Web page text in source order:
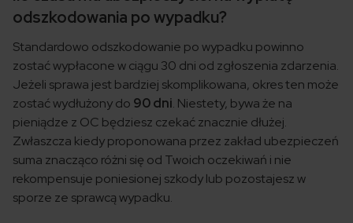
odszkodowania po wypadku?
Standardowo odszkodowanie po wypadku powinno
zostać wypłacone w ciągu 30 dni od zgłoszenia zdarzenia.
Jeżeli sprawa jest bardziej skomplikowana, okres ten może
zostać wydłużony do 90 dni. Niestety, bywa że na
pieniądze z OC będziesz czekać znacznie dłużej.
Zwłaszcza kiedy proponowana przez zakład ubezpieczeń
suma znacząco różni się od Twoich oczekiwań i nie
rekompensuje poniesionej szkody lub pozostajesz w
sporze ze sprawcą wypadku.